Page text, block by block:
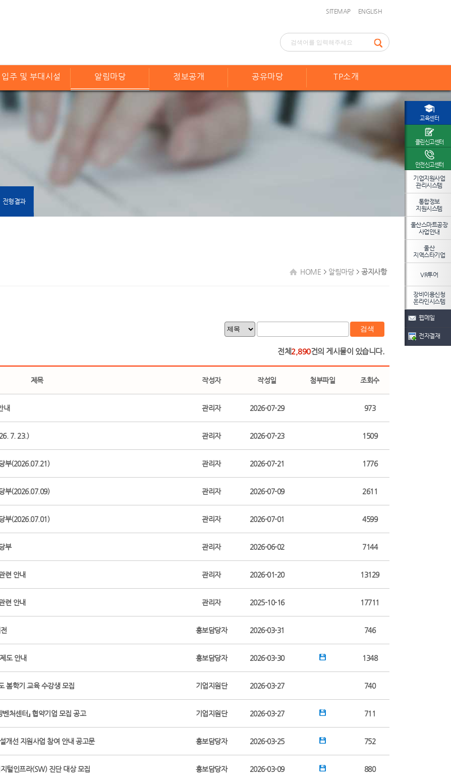
SITEMAP ENGLISH
입주 및 부대시설 알림마당 정보공개 공유마당 TP소개
전형결과
HOME 알림마당 공지사항
검색
전체 2,890건의 게시물이 있습니다.
제목 작성자 작성일 첨부파일 조회수
내 관리자 2026-07-29 973
7. 23.) 관리자 2026-07-23 1509
부(2026.07.21) 관리자 2026-07-21 1776
부(2026.07.09) 관리자 2026-07-09 2611
부(2026.07.01) 관리자 2026-07-01 4599
부 관리자 2026-06-02 7144
련 안내 관리자 2026-01-20 13129
련 안내 관리자 2025-10-16 17711
홍보담당자 2026-03-31 746
도 안내 홍보담당자 2026-03-30 1348
봄학기 교육 수강생 모집 기업지원단 2026-03-27 740
처센터』 협약기업 모집 공고 기업지원단 2026-03-27 711
개선 지원사업 참여 안내 공고문 홍보담당자 2026-03-25 752
털인프라(SW) 진단 대상 모집 홍보담당자 2026-03-09 880
교육센터
클린신고센터
안전신고센터
기업지원사업
관리시스템
통합정보
지원시스템
울산스마트공장
사업안내
울산
지역스타기업
VR투어
장비이용신청
온라인시스템
웹메일
전자결재